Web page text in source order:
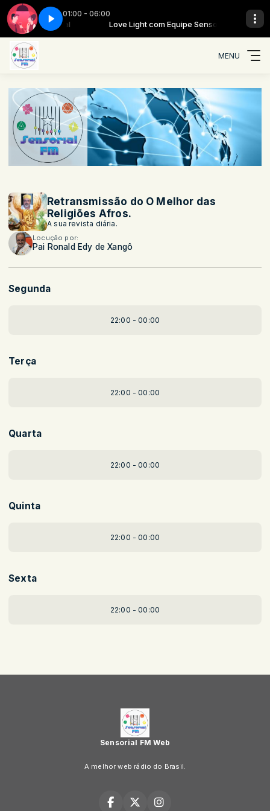
01:00 - 06:00
Equipe Sensorial Love Light com Equipe Sensorial
03 Love night - Parte 03
MENU
Retransmissão do O Melhor das
Religiões Afros.
A sua revista diária.
Locução por:
Pai Ronald Edy de Xangô
Segunda
22:00 - 00:00
Terça
22:00 - 00:00
Quarta
22:00 - 00:00
Quinta
22:00 - 00:00
Sexta
22:00 - 00:00
Sensorial FM Web
A melhor web rádio do Brasil.